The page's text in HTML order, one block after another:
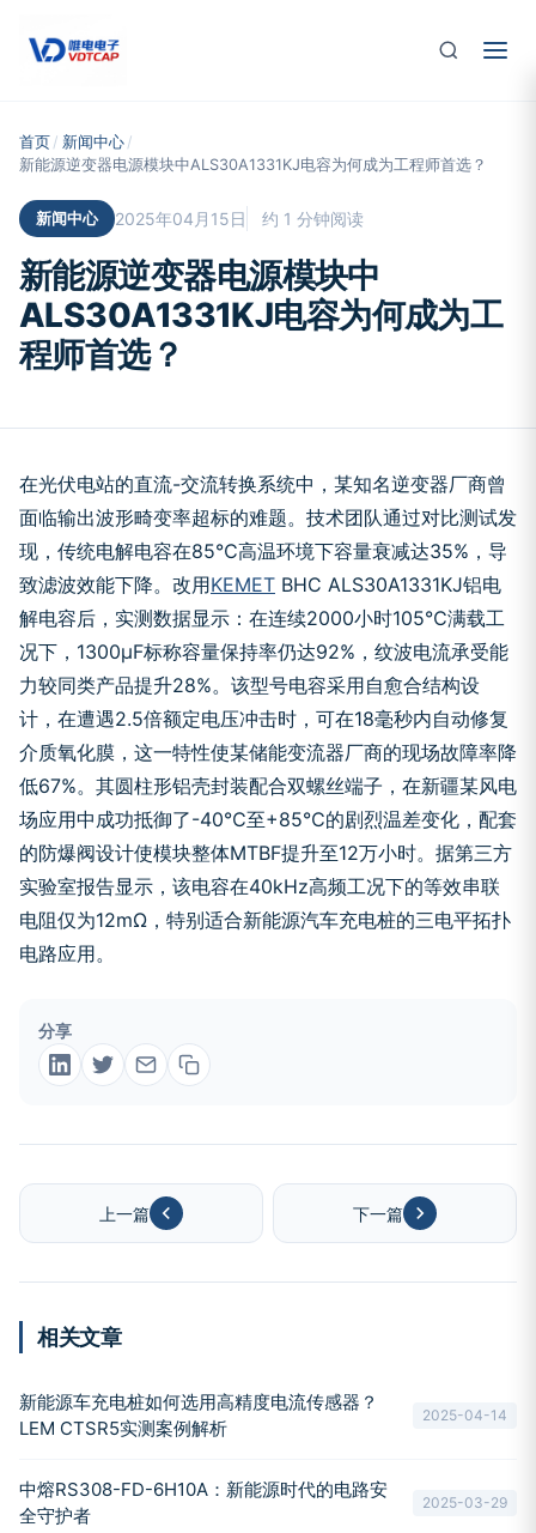
首页 / 新闻中心 /
新能源逆变器电源模块中ALS30A1331KJ电容为何成为工程师首选？
新闻中心 2025年04月15日 约 1 分钟阅读
新能源逆变器电源模块中
ALS30A1331KJ电容为何成为工
程师首选？
在光伏电站的直流-交流转换系统中，某知名逆变器厂商曾
面临输出波形畸变率超标的难题。技术团队通过对比测试发
现，传统电解电容在85℃高温环境下容量衰减达35%，导
致滤波效能下降。改用KEMET BHC ALS30A1331KJ铝电
解电容后，实测数据显示：在连续2000小时105℃满载工
况下，1300μF标称容量保持率仍达92%，纹波电流承受能
力较同类产品提升28%。该型号电容采用自愈合结构设
计，在遭遇2.5倍额定电压冲击时，可在18毫秒内自动修复
介质氧化膜，这一特性使某储能变流器厂商的现场故障率降
低67%。其圆柱形铝壳封装配合双螺丝端子，在新疆某风电
场应用中成功抵御了-40℃至+85℃的剧烈温差变化，配套
的防爆阀设计使模块整体MTBF提升至12万小时。据第三方
实验室报告显示，该电容在40kHz高频工况下的等效串联
电阻仅为12mΩ，特别适合新能源汽车充电桩的三电平拓扑
电路应用。
分享
上一篇 下一篇
相关文章
新能源车充电桩如何选用高精度电流传感器？
LEM CTSR5实测案例解析
2025-04-14
中熔RS308-FD-6H10A：新能源时代的电路安
全守护者
2025-03-29